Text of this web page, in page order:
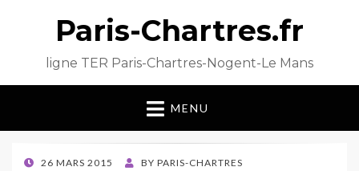
Paris-Chartres.fr
ligne TER Paris-Chartres-Nogent-Le Mans
MENU
POSTED
26 MARS 2015 BY PARIS-CHARTRES